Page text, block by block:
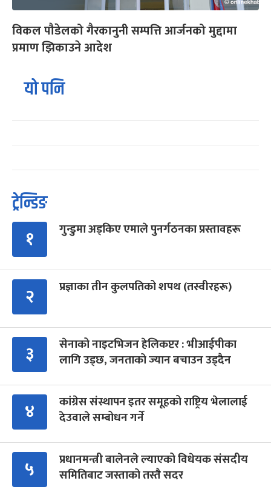
विकल पौडेलको गैरकानुनी सम्पत्ति आर्जनको मुद्दामा
प्रमाण झिकाउने आदेश
यो पनि
ट्रेन्डिङ
१ गुन्डुमा अड्किए एमाले पुनर्गठनका प्रस्तावहरू
२ प्रज्ञाका तीन कुलपतिको शपथ (तस्वीरहरू)
३
सेनाको नाइटभिजन हेलिकप्टर : भीआईपीका
लागि उड्छ, जनताको ज्यान बचाउन उड्दैन
४
कांग्रेस संस्थापन इतर समूहको राष्ट्रिय भेलालाई
देउवाले सम्बोधन गर्ने
५
प्रधानमन्त्री बालेनले ल्याएको विधेयक संसदीय
समितिबाट जस्ताको तस्तै सदर